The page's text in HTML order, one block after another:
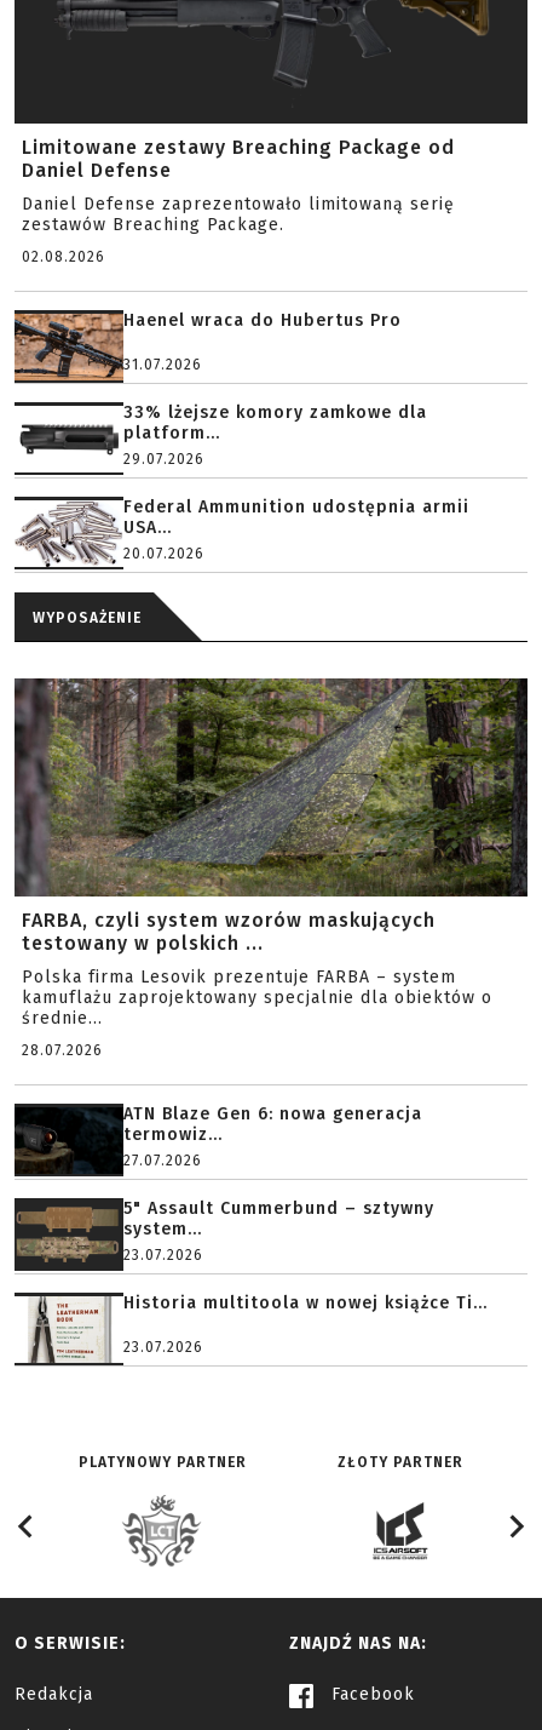
Limitowane zestawy Breaching Package od
Daniel Defense
Daniel Defense zaprezentowało limitowaną serię
zestawów Breaching Package.
02.08.2026
Haenel wraca do Hubertus Pro
31.07.2026
33% lżejsze komory zamkowe dla
platform...
29.07.2026
Federal Ammunition udostępnia armii
USA...
20.07.2026
WYPOSAŻENIE
FARBA, czyli system wzorów maskujących
testowany w polskich ...
Polska firma Lesovik prezentuje FARBA – system
kamuflażu zaprojektowany specjalnie dla obiektów o
średnie...
28.07.2026
ATN Blaze Gen 6: nowa generacja
termowiz...
27.07.2026
5" Assault Cummerbund – sztywny
system...
23.07.2026
Historia multitoola w nowej książce Ti...
23.07.2026
PLATYNOWY PARTNER ZŁOTY PARTNER
O SERWISIE:
Redakcja
ZNAJDŹ NAS NA:
Facebook